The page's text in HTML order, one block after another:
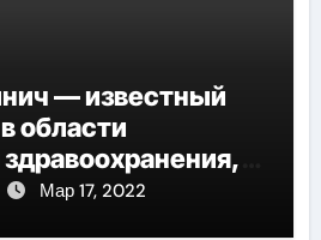
— известный
области
научных
Мар 17, 2022